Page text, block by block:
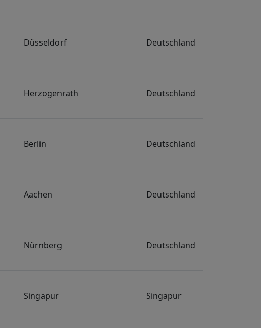
Düsseldorf Deutschland
Herzogenrath Deutschland
Berlin Deutschland
Aachen Deutschland
Nürnberg Deutschland
Singapur Singapur